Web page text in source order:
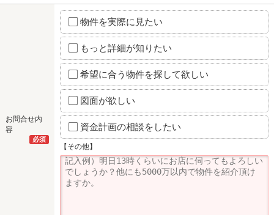
お問合せ内
容
必須
物件を実際に見たい
もっと詳細が知りたい
希望に合う物件を探して欲しい
図面が欲しい
資金計画の相談をしたい
【その他】